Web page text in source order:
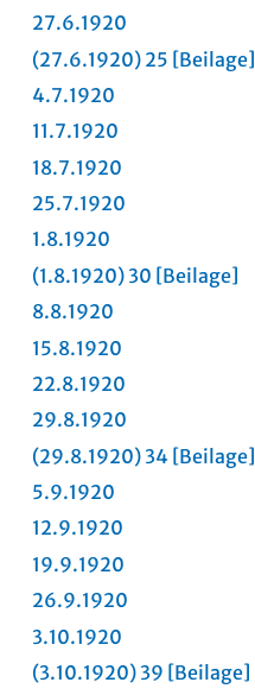
27.6.1920
(27.6.1920) 25 [Beilage]
4.7.1920
11.7.1920
18.7.1920
25.7.1920
1.8.1920
(1.8.1920) 30 [Beilage]
8.8.1920
15.8.1920
22.8.1920
29.8.1920
(29.8.1920) 34 [Beilage]
5.9.1920
12.9.1920
19.9.1920
26.9.1920
3.10.1920
(3.10.1920) 39 [Beilage]